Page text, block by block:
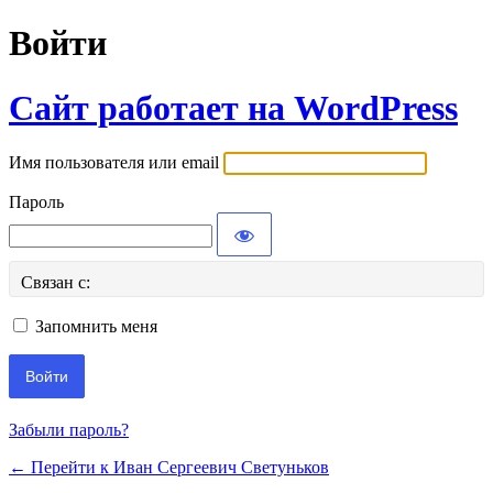
Войти
Сайт работает на WordPress
Имя пользователя или email
Пароль
Связан с:
Запомнить меня
Забыли пароль?
← Перейти к Иван Сергеевич Светуньков